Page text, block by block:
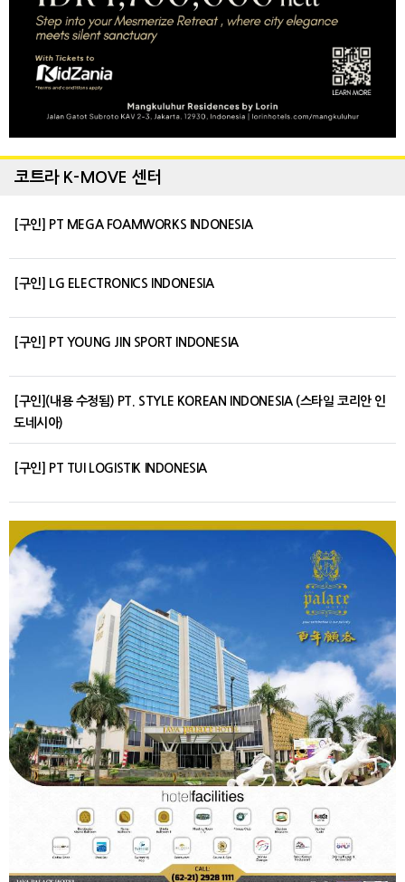
코트라 K-MOVE 센터
[구인] PT MEGA FOAMWORKS INDONESIA
[구인] LG ELECTRONICS INDONESIA
[구인] PT YOUNG JIN SPORT INDONESIA
[구인](내용 수정됨) PT. STYLE KOREAN INDONESIA (스타일 코리안 인
도네시아)
[구인] PT TUI LOGISTIK INDONESIA